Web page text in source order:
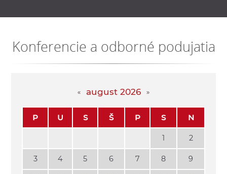
Konferencie a odborné podujatia
august 2026
P U S Š P S N
1 2
3 4 5 6 7 8 9